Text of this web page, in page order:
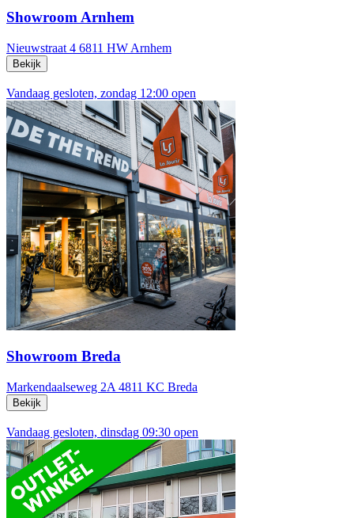
Showroom Arnhem
Nieuwstraat 4 6811 HW Arnhem
Bekijk
Vandaag gesloten, zondag 12:00 open
Showroom Breda
Markendaalseweg 2A 4811 KC Breda
Bekijk
Vandaag gesloten, dinsdag 09:30 open